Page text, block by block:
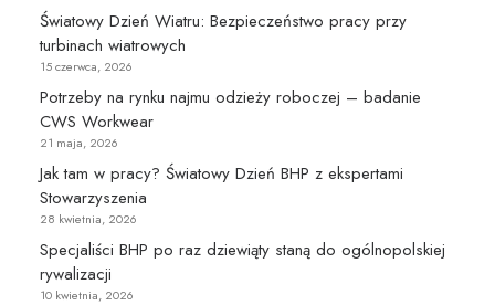
Światowy Dzień Wiatru: Bezpieczeństwo pracy przy
turbinach wiatrowych
15 czerwca, 2026
Potrzeby na rynku najmu odzieży roboczej – badanie
CWS Workwear
21 maja, 2026
Jak tam w pracy? Światowy Dzień BHP z ekspertami
Stowarzyszenia
28 kwietnia, 2026
Specjaliści BHP po raz dziewiąty staną do ogólnopolskiej
rywalizacji
10 kwietnia, 2026